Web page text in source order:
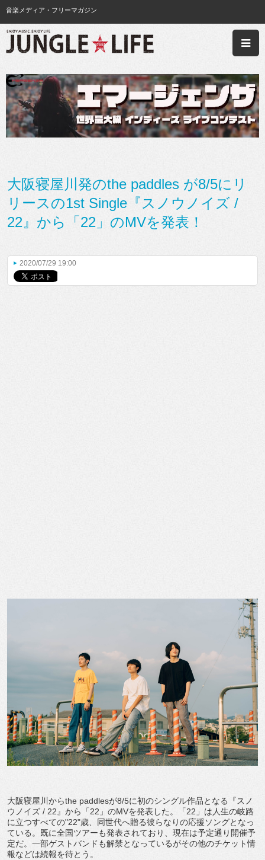
音楽メディア・フリーマガジン
大阪寝屋川発のthe paddles が8/5にリ
リースの1st Single『スノウノイズ /
22』から「22」のMVを発表！
2020/07/29 19:00
大阪寝屋川からthe paddlesが8/5に初のシングル作品となる『スノ
ウノイズ / 22』から「22」のMVを発表した。「22」は人生の岐路
に立つすべての"22"歳、同世代へ贈る彼らなりの応援ソングとなっ
ている。既に全国ツアーも発表されており、現在は予定通り開催予
定だ。一部ゲストバンドも解禁となっているがその他のチケット情
報などは続報を待とう。